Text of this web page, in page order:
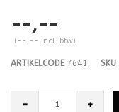
--,--
(--,-- Incl. btw)
ARTIKELCODE7641 SKU
- +